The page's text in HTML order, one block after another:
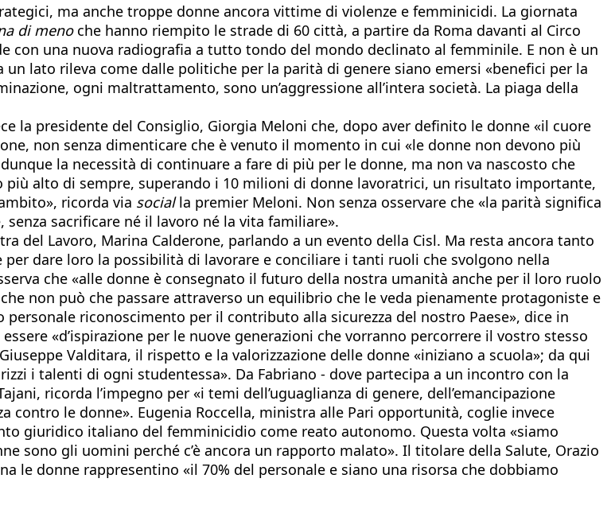
ma anche troppe donne ancora vittime di violenze e femminicidi. La giornata
di menoche hanno riempito le strade di 60 città, a partire da Roma davanti al Circo
con una nuova radiografia a tutto tondo del mondo declinato al femminile. E non è un
lato rileva come dalle politiche per la parità di genere siano emersi «benefici per la
ogni maltrattamento, sono un’aggressione all’intera società. La piaga della
la presidente del Consiglio, Giorgia Meloni che, dopo aver definito le donne «il cuore
non senza dimenticare che è venuto il momento in cui «le donne non devono più
la necessità di continuare a fare di più per le donne, ma non va nascosto che
alto di sempre, superando i 10 milioni di donne lavoratrici, un risultato importante,
ricorda via socialla premier Meloni. Non senza osservare che «la parità significa
sacrificare né il lavoro né la vita familiare».
del Lavoro, Marina Calderone, parlando a un evento della Cisl. Ma resta ancora tanto
dare loro la possibilità di lavorare e conciliare i tanti ruoli che svolgono nella
che «alle donne è consegnato il futuro della nostra umanità anche per il loro ruolo
non può che passare attraverso un equilibrio che le veda pienamente protagoniste e
riconoscimento per il contributo alla sicurezza del nostro Paese», dice in
«d’ispirazione per le nuove generazioni che vorranno percorrere il vostro stesso
Valditara, il rispetto e la valorizzazione delle donne «iniziano a scuola»; da qui
i talenti di ogni studentessa». Da Fabriano - dove partecipa a un incontro con la
ricorda l’impegno per «i temi dell’uguaglianza di genere, dell’emancipazione
le donne». Eugenia Roccella, ministra alle Pari opportunità, coglie invece
giuridico italiano del femminicidio come reato autonomo. Questa volta «siamo
sono gli uomini perché c’è ancora un rapporto malato». Il titolare della Salute, Orazio
le donne rappresentino «il 70% del personale e siano una risorsa che dobbiamo